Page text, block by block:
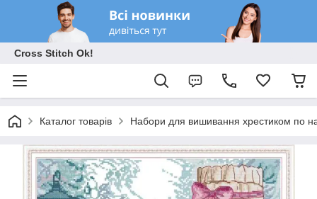
Cross Stitch Ok!
Каталог товарів Набори для вишивання хрестиком по